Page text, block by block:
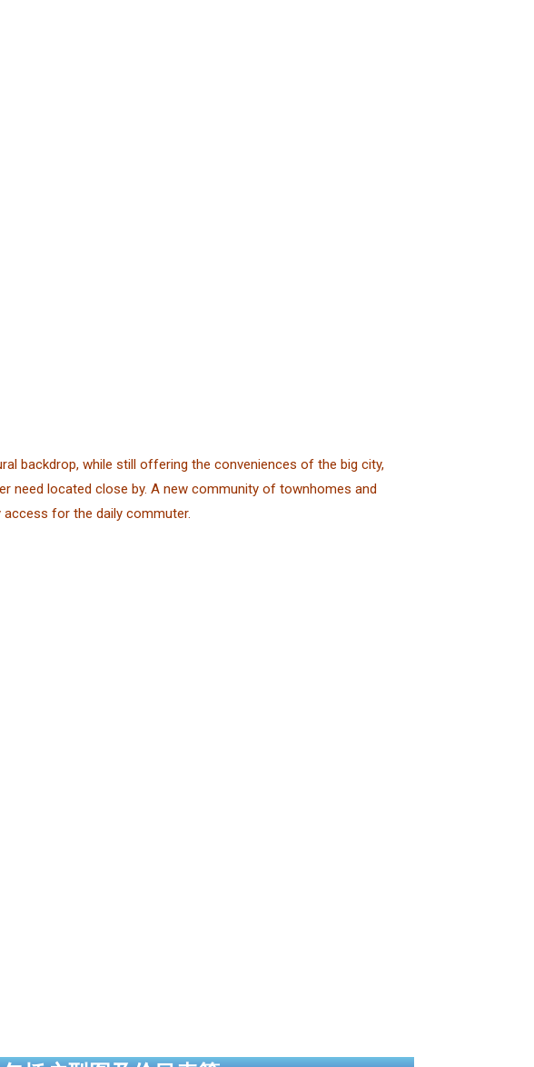
backdrop, while still offering the conveniences of the big city,
need located close by. A new community of townhomes and
access for the daily commuter.